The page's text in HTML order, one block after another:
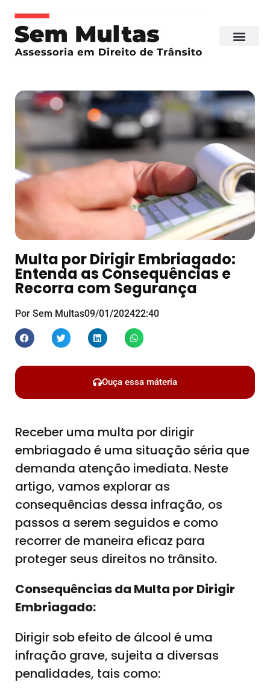
Multa por Dirigir Embriagado:
Entenda as Consequências e
Recorra com Segurança
Por Sem Multas09/01/202422:40
Ouça essa máteria
Receber uma multa por dirigir
embriagado é uma situação séria que
demanda atenção imediata. Neste
artigo, vamos explorar as
consequências dessa infração, os
passos a serem seguidos e como
recorrer de maneira eficaz para
proteger seus direitos no trânsito.
Consequências da Multa por Dirigir
Embriagado:
Dirigir sob efeito de álcool é uma
infração grave, sujeita a diversas
penalidades, tais como: